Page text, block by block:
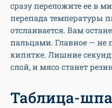
сразу переложите ее в
перепада температуры
отслаивается. Вам
пальцами. Главное — не
кипятке. Лишние
слой, и мясо станет
Таблица-